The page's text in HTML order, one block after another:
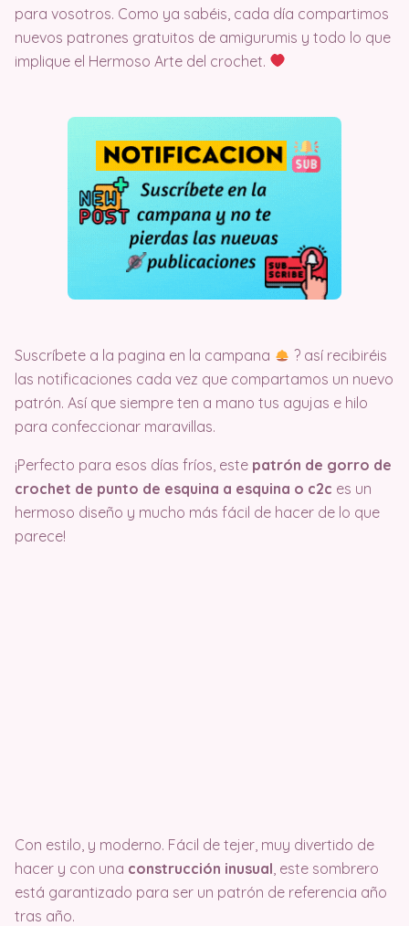
para vosotros. Como ya sabéis, cada día compartimos
nuevos patrones gratuitos de amigurumis y todo lo que
implique el Hermoso Arte del crochet.
Suscríbete a la pagina en la campana
?️ así recibiréis
las notificaciones cada vez que compartamos un nuevo
patrón. Así que siempre ten a mano tus agujas e hilo
para confeccionar maravillas.
¡Perfecto para esos días fríos, este patrón de gorro de
crochet de punto de esquina a esquina o c2c es un
hermoso diseño y mucho más fácil de hacer de lo que
parece!
Con estilo, y moderno. Fácil de tejer, muy divertido de
hacer y con una construcción inusual , este sombrero
está garantizado para ser un patrón de referencia año
tras año.